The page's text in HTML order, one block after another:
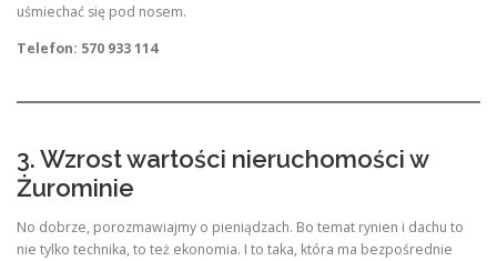
uśmiechać się pod nosem.
Telefon: 570 933 114
3. Wzrost wartości nieruchomości w
Żurominie
No dobrze, porozmawiajmy o pieniądzach. Bo temat rynien i dachu to
nie tylko technika, to też ekonomia. I to taka, która ma bezpośrednie